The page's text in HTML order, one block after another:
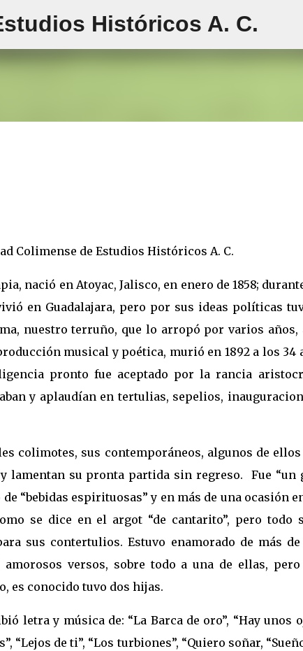
Ir al contenido principal
Históricos A. C.
Colimense de Estudios Históricos A. C.
nació en Atoyac, Jalisco, en enero de 1858;
en Guadalajara, pero por sus ideas políticas
nuestro terruño, que lo arropó por varios años,
musical y poética, murió en 1892 a los 34
pronto fue aceptado por la rancia
y aplaudían en tertulias, sepelios,
colimotes, sus contemporáneos, algunos de
lamentan su pronta partida sin regreso. Fue “un
“bebidas espirituosas” y en más de una ocasión
se dice en el argot “de cantarito”, pero todo
sus contertulios. Estuvo enamorado de más
versos, sobre todo a una de ellas,
es conocido tuvo dos hijas.
letra y música de: “La Barca de oro”, “Hay unos
“Lejos de ti”, “Los turbiones”, “Quiero soñar,